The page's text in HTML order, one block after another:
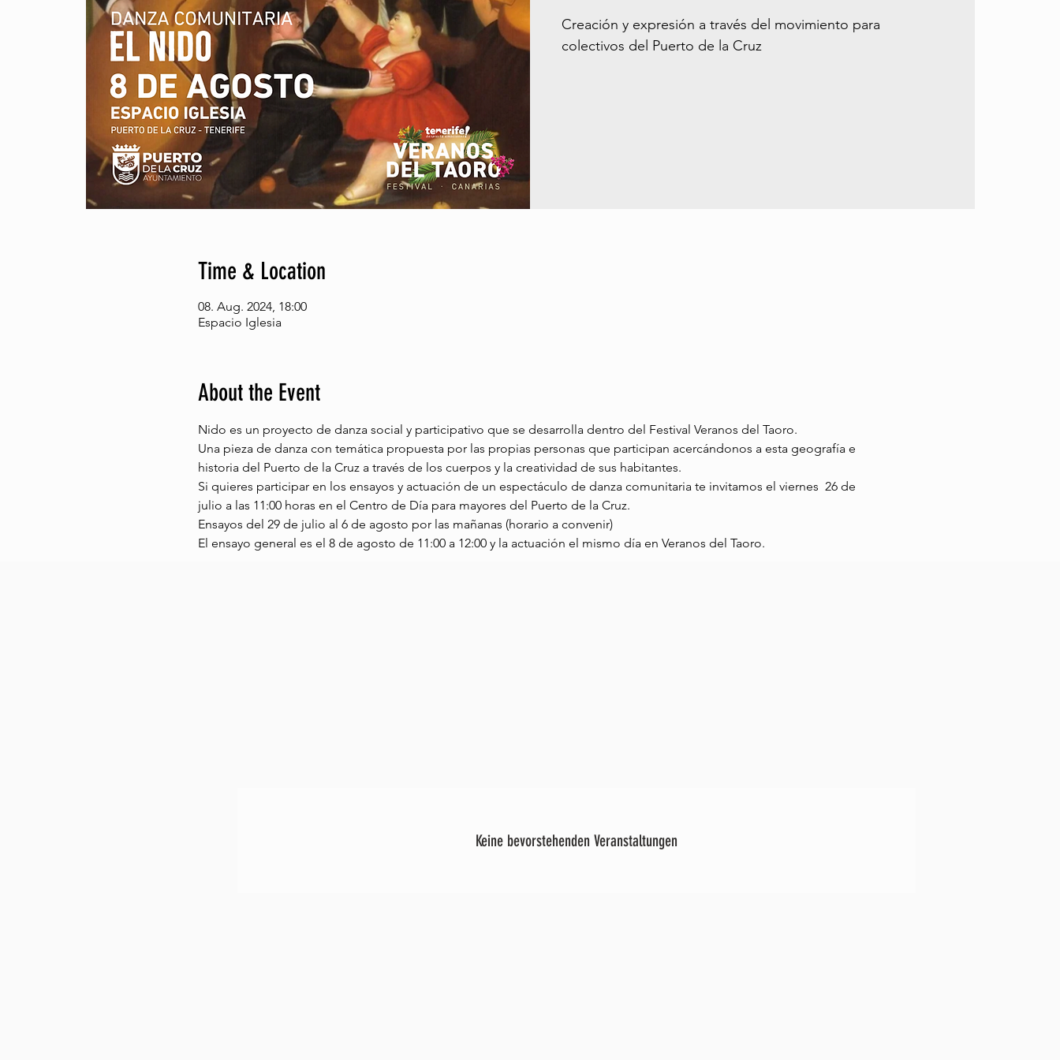
Creación y expresión a través del movimiento para
colectivos del Puerto de la Cruz
Time & Location
08. Aug. 2024, 18:00
Espacio Iglesia
About the Event
Nido es un proyecto de danza social y participativo que se desarrolla dentro del Festival Veranos del Taoro.
Una pieza de danza con temática propuesta por las propias personas que participan acercándonos a esta geografía e
historia del Puerto de la Cruz a través de los cuerpos y la creatividad de sus habitantes.
Si quieres participar en los ensayos y actuación de un espectáculo de danza comunitaria te invitamos el viernes  26 de
julio a las 11:00 horas en el Centro de Día para mayores del Puerto de la Cruz.
Ensayos del 29 de julio al 6 de agosto por las mañanas (horario a convenir)
El ensayo general es el 8 de agosto de 11:00 a 12:00 y la actuación el mismo día en Veranos del Taoro.
Keine bevorstehenden Veranstaltungen